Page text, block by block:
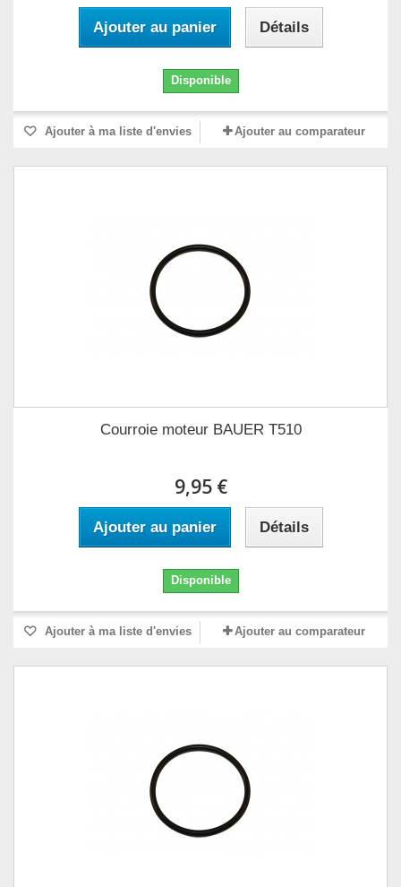
Ajouter au panier Détails
Disponible
Ajouter à ma liste d'envies Ajouter au comparateur
Courroie moteur BAUER T510
9,95 €
Ajouter au panier Détails
Disponible
Ajouter à ma liste d'envies Ajouter au comparateur